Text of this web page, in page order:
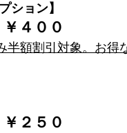
ション】
￥４００
半額割引対象。お
￥２５０